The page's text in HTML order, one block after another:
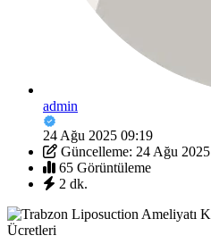
admin
24 Ağu 2025 09:19
Güncelleme: 24 Ağu 2025
65 Görüntüleme
2 dk.